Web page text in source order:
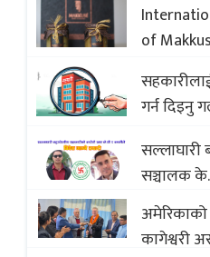
of
with
Baklava
गर्न
सञ्चालक
सदस्यको
अमेरिकाको
कागेश्वरी